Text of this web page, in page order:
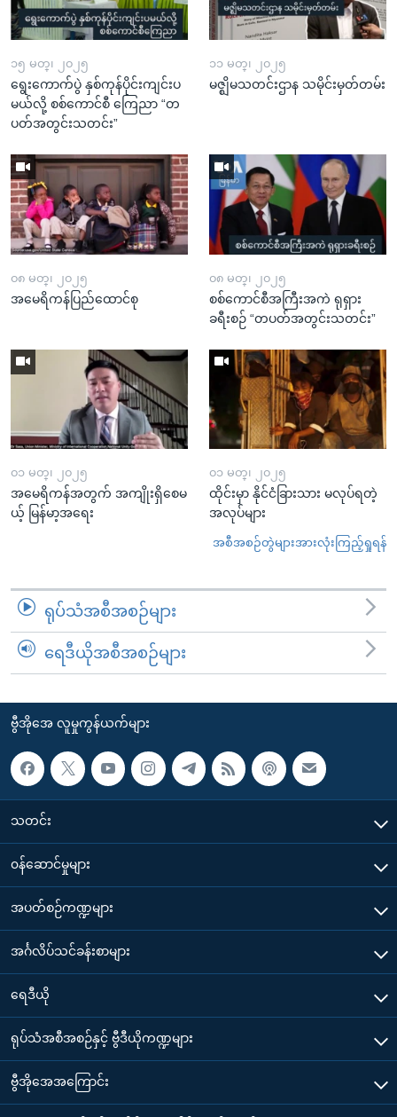
၁၅ မတ္၊ ၂၀၂၅
ရွေးကောက်ပွဲ နှစ်ကုန်ပိုင်းကျင်းပ
မယ်လို့ စစ်ကောင်စီ ကြေညာ “တ
ပတ်အတွင်းသတင်း”
၁၁ မတ္၊ ၂၀၂၅
မဇ္ဈိမသတင်းဌာန သမိုင်းမှတ်တမ်း
၀၈ မတ္၊ ၂၀၂၅
အမေရိကန်ပြည်ထောင်စု
၀၈ မတ္၊ ၂၀၂၅
စစ်ကောင်စီအကြီးအကဲ ရုရှား
ခရီးစဉ် “တပတ်အတွင်းသတင်း”
၀၁ မတ္၊ ၂၀၂၅
အမေရိကန်အတွက် အကျိုးရှိစေမ
ယ့် မြန်မာ့အရေး
၀၁ မတ္၊ ၂၀၂၅
ထိုင်းမှာ နိုင်ငံခြားသား မလုပ်ရတဲ့
အလုပ်များ
အစီအစဉ်တွဲများအားလုံးကြည့်ရှုရန်
ရုပ်သံအစီအစဉ်များ
ရေဒီယိုအစီအစဉ်များ
ဗွီအိုအေ လူမှုကွန်ယက်များ
သတင်း
၀န်ဆောင်မှုများ
အပတ်စဉ်ကဏ္ဍများ
အင်္ဂလိပ်သင်ခန်းစာများ
ရေဒီယို
ရုပ်သံအစီအစဉ်နှင့် ဗွီဒီယိုကဏ္ဍများ
ဗွီအိုအေအကြောင်း